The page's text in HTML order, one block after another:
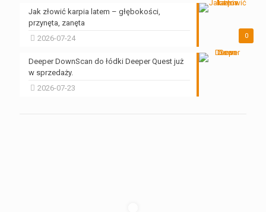
0
Jak złowić karpia latem – głębokości,
przynęta, zanęta
2026-07-24
Deeper DownScan do łódki Deeper Quest już
w sprzedaży.
2026-07-23